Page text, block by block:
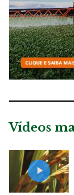
Vídeos